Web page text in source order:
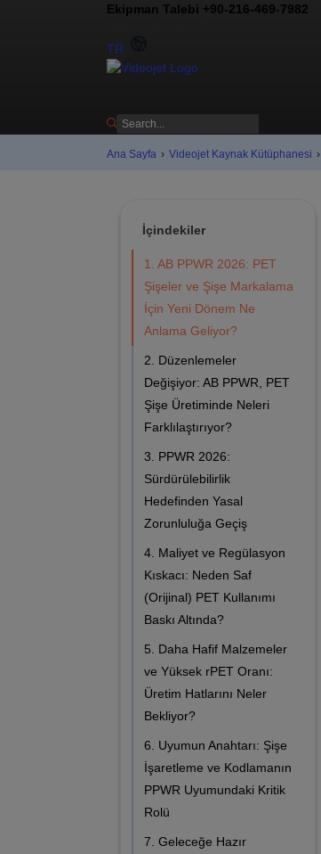
Ekipman Talebi +90-216-469-7982
TR
Ana Sayfa › Videojet Kaynak Kütüphanesi ›
İçindekiler
1. AB PPWR 2026: PET
Şişeler ve Şişe Markalama
İçin Yeni Dönem Ne
Anlama Geliyor?
2. Düzenlemeler
Değişiyor: AB PPWR, PET
Şişe Üretiminde Neleri
Farklılaştırıyor?
3. PPWR 2026:
Sürdürülebilirlik
Hedefinden Yasal
Zorunluluğa Geçiş
4. Maliyet ve Regülasyon
Kıskacı: Neden Saf
(Orijinal) PET Kullanımı
Baskı Altında?
5. Daha Hafif Malzemeler
ve Yüksek rPET Oranı:
Üretim Hatlarını Neler
Bekliyor?
6. Uyumun Anahtarı: Şişe
İşaretleme ve Kodlamanın
PPWR Uyumundaki Kritik
Rolü
7. Geleceğe Hazır